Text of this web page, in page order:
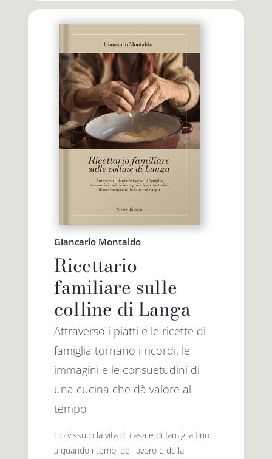
Giancarlo Montaldo
Ricettario
familiare sulle
colline di Langa
Attraverso i piatti e le ricette di
famiglia tornano i ricordi, le
immagini e le consuetudini di
una cucina che dà valore al
tempo
Ho vissuto la vita di casa e di famiglia fino
a quando i tempi del lavoro e della